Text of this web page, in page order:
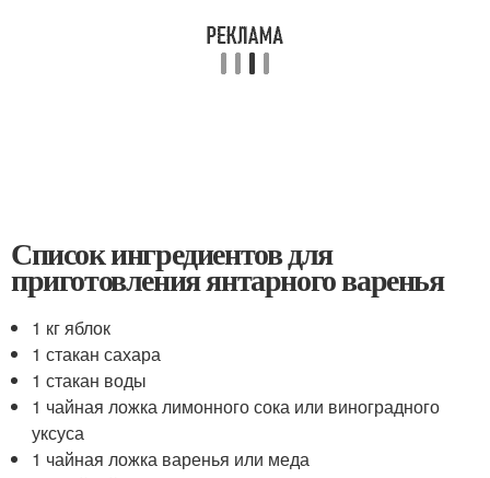
Список ингредиентов для
приготовления янтарного варенья
1 кг яблок
1 стакан сахара
1 стакан воды
1 чайная ложка лимонного сока или виноградного
уксуса
1 чайная ложка варенья или меда